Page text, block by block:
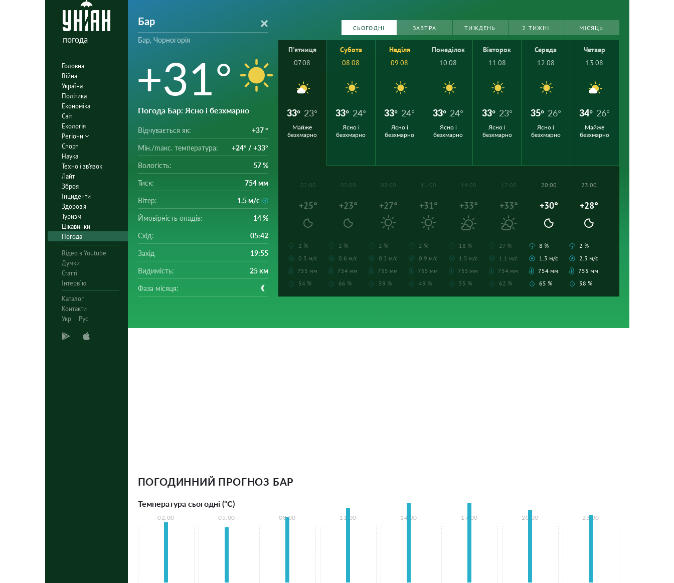
погода
Головна
Війна
Україна
Політика
Економіка
Світ
Екологія
Регіони
Спорт
Наука
Техно і зв'язок
Лайт
Зброя
Інциденти
Здоров'я
Туризм
Цікавинки
Погода
Відео з Youtube
Думки
Статті
Інтерв`ю
Каталог
Контакти
Укр
Рус
Бар
Бар, Чорногорія
+31°
Погода Бар: Ясно і безхмарно
Відчувається як: +37 °
Мін./mакс. температура: +24° / +33°
Вологість: 57 %
Тиск: 754 мм
Вітер: 1.5 м/с
Ймовірність опадів: 14 %
Схід: 05:42
Захід 19:55
Видимість: 25 км
Фаза місяця:
СЬОГОДНІ ЗАВТРА ТИЖДЕНЬ 2 ТИЖНІ МІСЯЦЬ
П'ятниця
07.08
33° 23°
Майже
безхмарно
Субота
08.08
33° 24°
Ясно і
безхмарно
Неділя
09.08
33° 24°
Ясно і
безхмарно
Понеділок
10.08
33° 24°
Ясно і
безхмарно
Вівторок
11.08
33° 23°
Ясно і
безхмарно
Середа
12.08
35° 26°
Ясно і
безхмарно
Четвер
13.08
34° 26°
Майже
безхмарно
02:00
+25°
2 %
0.5 м/с
755 мм
54 %
05:00
+23°
2 %
0.6 м/с
754 мм
66 %
08:00
+27°
2 %
0.2 м/с
755 мм
59 %
11:00
+31°
2 %
0.9 м/с
755 мм
49 %
14:00
+33°
18 %
1.5 м/с
755 мм
55 %
17:00
+33°
27 %
1.1 м/с
754 мм
62 %
20:00
+30°
8 %
1.3 м/с
754 мм
65 %
23:00
+28°
2 %
2.3 м/с
755 мм
58 %
ПОГОДИННИЙ ПРОГНОЗ БАР
Температура сьогодні (°С)
02:00 05:00 08:00 11:00 14:00 17:00 20:00 23:00